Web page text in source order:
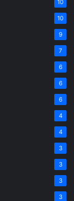
10
10
9
7
6
6
6
4
4
3
3
3
3